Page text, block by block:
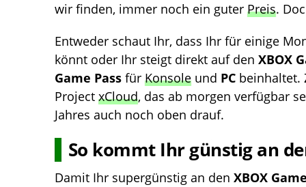
wir finden, immer noch ein guter Preis.
Entweder schaut Ihr, dass Ihr für einige
könnt oder Ihr steigt direkt auf den XBOX
Game Pass für Konsole und PC beinhaltet.
Project xCloud, das ab morgen verfügbar
Jahres auch noch oben drauf.
So kommt Ihr günstig an
Damit Ihr supergünstig an den XBOX